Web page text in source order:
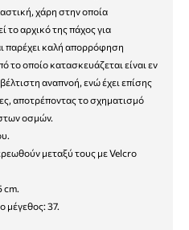
χάρη στην οποία
το αρχικό της πάχος για
παρέχει καλή απορρόφηση
οποίο κατασκευάζεται είναι εν
αναπνοή, ενώ έχει επίσης
αποτρέποντας το σχηματισμό
οσμών.
μεταξύ τους με Velcro
cm.
μέγεθος: 37.